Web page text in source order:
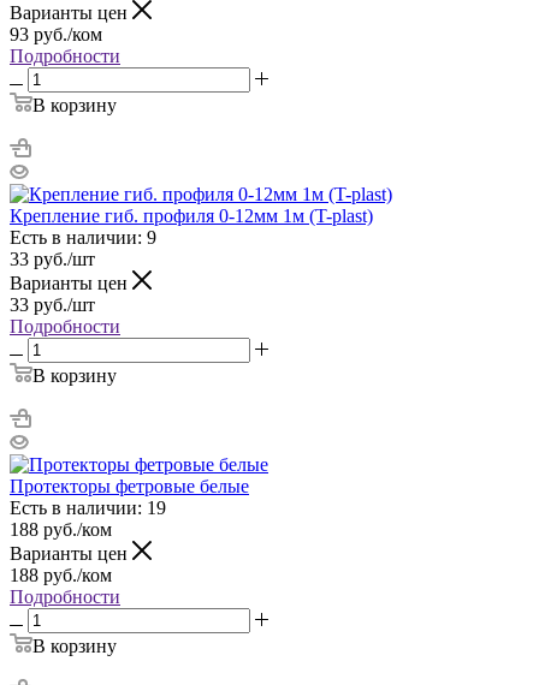
Варианты цен
93 руб./ком
Подробности
В корзину
Крепление гиб. профиля 0-12мм 1м (T-plast)
Есть в наличии: 9
33 руб./шт
Варианты цен
33 руб./шт
Подробности
В корзину
Протекторы фетровые белые
Есть в наличии: 19
188 руб./ком
Варианты цен
188 руб./ком
Подробности
В корзину